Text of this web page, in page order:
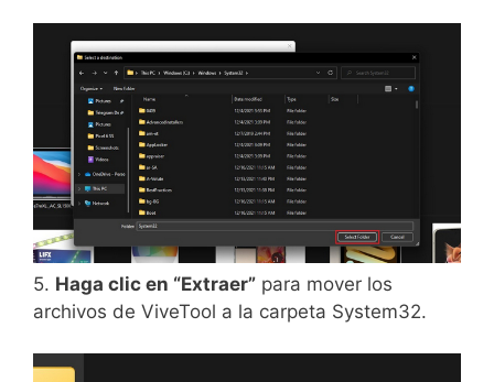
5. Haga clic en “Extraer” para mover los
archivos de ViveTool a la carpeta System32.